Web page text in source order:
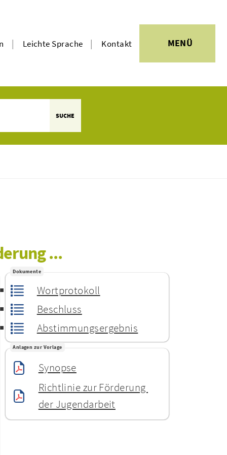
| Leichte Sprache | Kontakt MENÜ
SUCHE
...
Dokumente
Wortprotokoll
Beschluss
Abstimmungsergebnis
Anlagen zur Vorlage
Synopse
Richtlinie zur Förderung
der Jugendarbeit